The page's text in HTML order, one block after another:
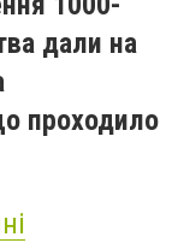
дали на
проходило